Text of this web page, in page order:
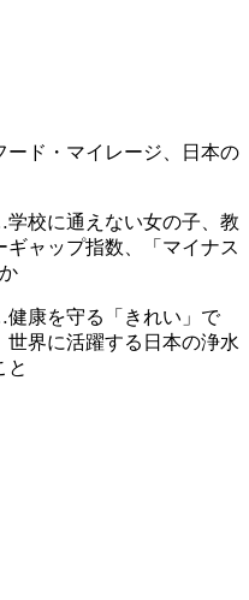
ド・マイレージ、日本の
校に通えない女の子、教
ャップ指数、「マイナス
康を守る「きれい」で
世界に活躍する日本の浄水
と